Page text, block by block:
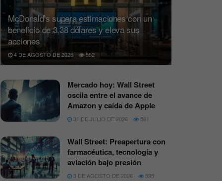
McDonald’s supera estimaciones con un
beneficio de 3,38 dólares y eleva sus
acciones
4 DE AGOSTO DE 2026 552
Mercado hoy: Wall Street
oscila entre el avance de
Amazon y caída de Apple
31 DE JULIO DE 2026 581
Wall Street: Preapertura con
farmacéutica, tecnología y
aviación bajo presión
3 DE AGOSTO DE 2026 595